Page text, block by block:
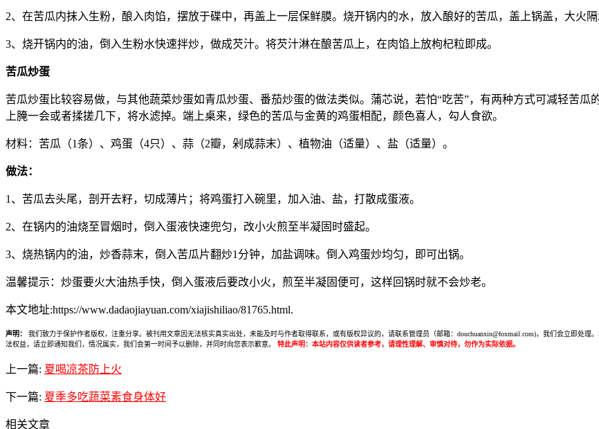
2、在苦瓜内抹入生粉，酿入肉馅，摆放于碟中，再盖上一层保鲜膜。烧开锅内的水，放入酿好的苦瓜，盖上锅盖，大火
3、烧开锅内的油，倒入生粉水快速拌炒，做成芡汁。将芡汁淋在酿苦瓜上，在肉馅上放枸杞粒即成。
苦瓜炒蛋
苦瓜炒蛋比较容易做，与其他蔬菜炒蛋如青瓜炒蛋、番茄炒蛋的做法类似。蒲芯说，若怕“吃苦”，有两种方式可减轻苦
上腌一会或者揉搓几下，将水滤掉。端上桌来，绿色的苦瓜与金黄的鸡蛋相配，颜色喜人，勾人食欲。
材料：苦瓜（1条）、鸡蛋（4只）、蒜（2瓣，剁成蒜末）、植物油（适量）、盐（适量）。
做法：
1、苦瓜去头尾，剖开去籽，切成薄片；将鸡蛋打入碗里，加入油、盐，打散成蛋液。
2、在锅内的油烧至冒烟时，倒入蛋液快速兜匀，改小火煎至半凝固时盛起。
3、烧热锅内的油，炒香蒜末，倒入苦瓜片翻炒1分钟，加盐调味。倒入鸡蛋炒均匀，即可出锅。
温馨提示：炒蛋要火大油热手快，倒入蛋液后要改小火，煎至半凝固便可，这样回锅时就不会炒老。
本文地址:https://www.dadaojiayuan.com/xiajishiliao/81765.html.
声明：
我们致力于保护作者版权，注重分享。被刊用文章因无法核实真实出处，未能及时与作者取得联系，或有版权异议的，请联系管理员（邮箱：douchuanxin@foxmail.com)，我们会立即处
法权益，请立即通知我们，情况属实，我们会第一时间予以删除，并同时向您表示歉意。
特此声明：本站内容仅供读者参考，请理性理解、审慎对待，勿作为实际依据。
上一篇: 夏喝凉茶防上火
下一篇: 夏季多吃蔬菜素食身体好
相关文章